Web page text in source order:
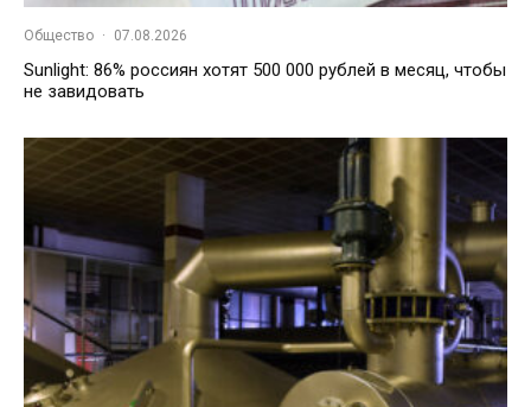
Общество · 07.08.2026
Sunlight: 86% россиян хотят 500 000 рублей в месяц, чтобы
не завидовать